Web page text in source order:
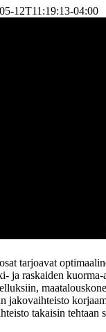
12T11:19:13-04:00
tarjoavat
ja raskaiden
jakovaihteisto
takaisin tehtaan